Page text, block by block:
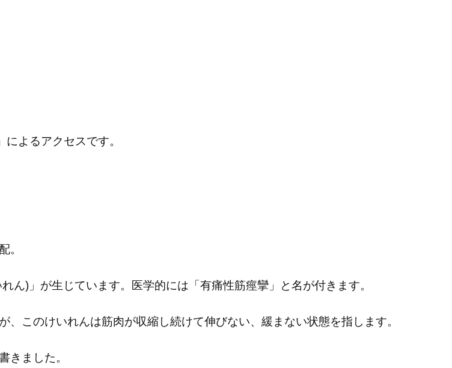
よるアクセスです。
。
ん)」が生じています。医学的には「有痛性筋痙攣」と名が付きます。
このけいれんは筋肉が収縮し続けて伸びない、緩まない状態を指します。
きました。